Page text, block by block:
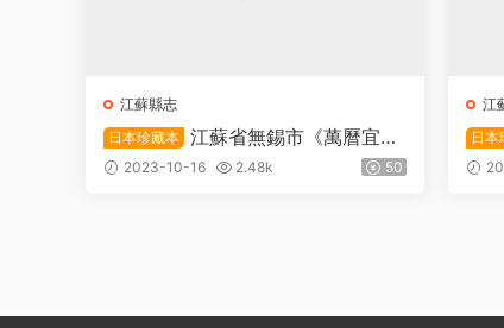
江蘇縣志
日本珍藏本 江蘇省無錫市《萬曆宜興
縣志》十卷 明王升纂PDF高清電子
2023-10-16 2.48k 50
江
日本
縣